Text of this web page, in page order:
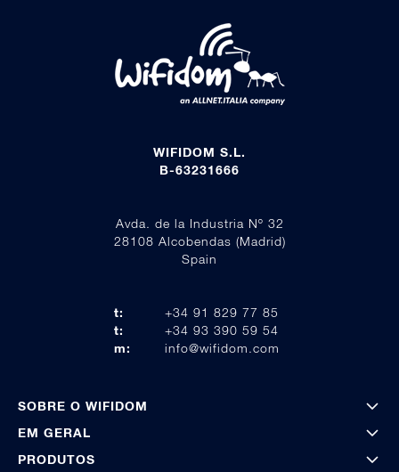
WIFIDOM S.L.
B-63231666
Avda. de la Industria Nº 32
28108 Alcobendas (Madrid)
Spain
t:
+34 91 829 77 85
t:
+34 93 390 59 54
m:
info@wifidom.com
SOBRE O WIFIDOM
EM GERAL
PRODUTOS